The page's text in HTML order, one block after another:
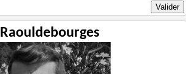
Raouldebourges